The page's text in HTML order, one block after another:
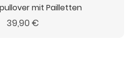
mit Pailletten
39,90 €